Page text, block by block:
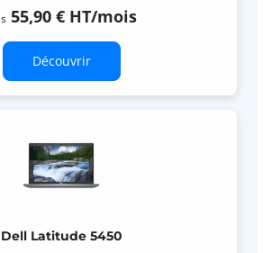
55,90 € HT/mois
Découvrir
Dell Latitude 5450